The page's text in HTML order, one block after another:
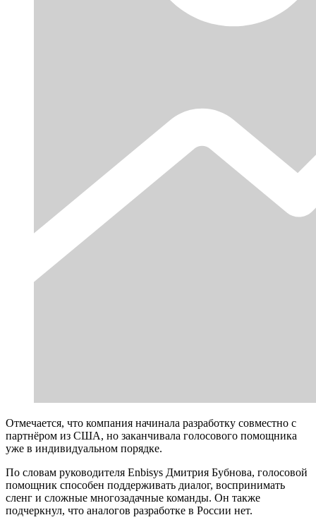
Отмечается, что компания начинала разработку совместно с
партнёром из США, но заканчивала голосового помощника
уже в индивидуальном порядке.
По словам руководителя Enbisys Дмитрия Бубнова, голосовой
помощник способен поддерживать диалог, воспринимать
сленг и сложные многозадачные команды. Он также
подчеркнул, что аналогов разработке в России нет.